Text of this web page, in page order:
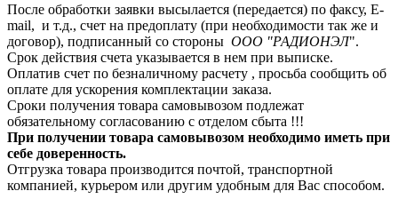
После обработки заявки высылается (передается) по факсу, E-
mail, и т.д., счет на предоплату (при необходимости так же и
договор), подписанный со стороны ООО "РАДИОНЭЛ".
Срок действия счета указывается в нем при выписке.
Оплатив счет по безналичному расчету , просьба сообщить об
оплате для ускорения комплектации заказа.
Сроки получения товара самовывозом подлежат
обязательному согласованию с отделом сбыта !!!
При получении товара самовывозом необходимо иметь при
себе доверенность.
Отгрузка товара производится почтой, транспортной
компанией, курьером или другим удобным для Вас способом.